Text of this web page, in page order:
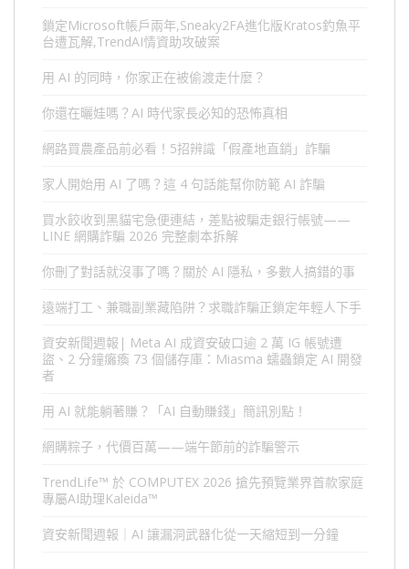
鎖定Microsoft帳戶兩年,Sneaky2FA進化版Kratos釣魚平
台遭瓦解,TrendAI情資助攻破案
用 AI 的同時，你家正在被偷渡走什麼？
你還在曬娃嗎？AI 時代家長必知的恐怖真相
網路買農產品前必看！5招辨識「假產地直銷」詐騙
家人開始用 AI 了嗎？這 4 句話能幫你防範 AI 詐騙
買水餃收到黑貓宅急便連結，差點被騙走銀行帳號——
LINE 網購詐騙 2026 完整劇本拆解
你刪了對話就沒事了嗎？關於 AI 隱私，多數人搞錯的事
遠端打工、兼職副業藏陷阱？求職詐騙正鎖定年輕人下手
資安新聞週報| Meta AI 成資安破口逾 2 萬 IG 帳號遭
盜、2 分鐘癱瘓 73 個儲存庫：Miasma 蠕蟲鎖定 AI 開發
者
用 AI 就能躺著賺？「AI 自動賺錢」簡訊別點！
網購粽子，代價百萬——端午節前的詐騙警示
TrendLife™ 於 COMPUTEX 2026 搶先預覽業界首款家庭
專屬AI助理Kaleida™
資安新聞週報｜AI 讓漏洞武器化從一天縮短到一分鐘